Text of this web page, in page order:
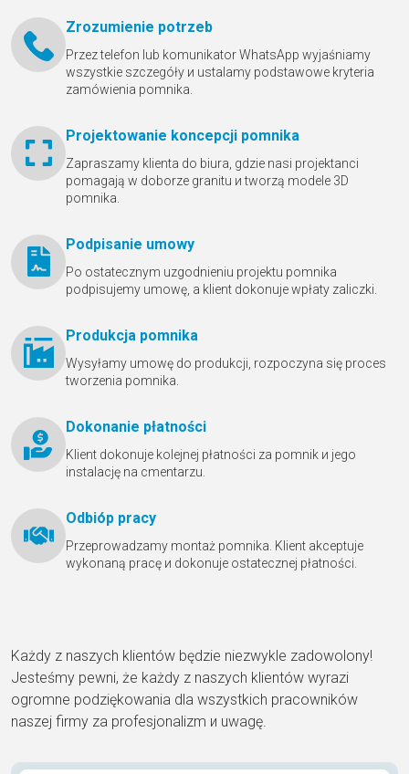
Zrozumienie potrzeb
Przez telefon lub komunikator WhatsApp wyjaśniamy
wszystkie szczegóły и ustalamy podstawowe kryteria
zamówienia pomnika.
Projektowanie koncepcji pomnika
Zapraszamy klienta do biura, gdzie nasi projektanci
pomagają w doborze granitu и tworzą modele 3D
pomnika.
Podpisanie umowy
Po ostatecznym uzgodnieniu projektu pomnika
podpisujemy umowę, a klient dokonuje wpłaty zaliczki.
Produkcja pomnika
Wysyłamy umowę do produkcji, rozpoczyna się proces
tworzenia pomnika.
Dokonanie płatności
Klient dokonuje kolejnej płatności za pomnik и jego
instalację na cmentarzu.
Odbióр pracy
Przeprowadzamy montaż pomnika. Klient akceptuje
wykonaną pracę и dokonuje ostatecznej płatności.
Każdy z naszych klientów będzie niezwykle zadowolony!
Jesteśmy pewni, że każdy z naszych klientów wyrazi
ogromne podziękowania dla wszystkich pracowników
naszej firmy za profesjonalizm и uwagę.